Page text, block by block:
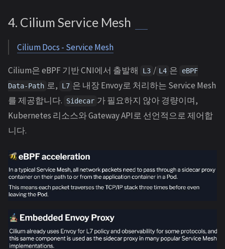
4. Cilium Service Mesh
Cilium Docs - Service Mesh
Cilium은 eBPF 기반 CNI에서 출발해 L3 / L4 은
eBPF
Data-Path 로, L7 은 내장 Envoy로 처리하는 Service Mesh
를 제공합니다.
Sidecar 가 필요하지 않아 경량이며,
Kubernetes 리소스와 Gateway API로 선언적으로 제어합
니다.